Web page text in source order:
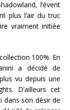
l’évent
plus l’air du truc
vraiment initiée
100%. En
a décidé de
vu depuis une
D’ailleurs cet
dans son désir de